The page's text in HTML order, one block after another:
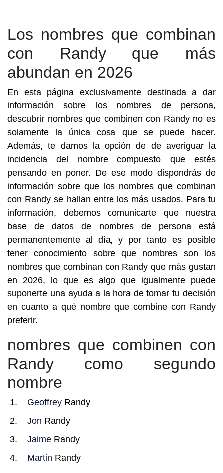
Los nombres que combinan
con Randy que más
abundan en 2026
En esta página exclusivamente destinada a dar
información sobre los nombres de persona,
descubrir nombres que combinen con Randy no es
solamente la única cosa que se puede hacer.
Además, te damos la opción de de averiguar la
incidencia del nombre compuesto que estés
pensando en poner. De ese modo dispondrás de
información sobre que los nombres que combinan
con Randy se hallan entre los más usados. Para tu
información, debemos comunicarte que nuestra
base de datos de nombres de persona está
permanentemente al día, y por tanto es posible
tener conocimiento sobre que nombres son los
nombres que combinan con Randy que más gustan
en 2026, lo que es algo que igualmente puede
suponerte una ayuda a la hora de tomar tu decisión
en cuanto a qué nombre que combine con Randy
preferir.
nombres que combinen con
Randy como segundo
nombre
Geoffrey Randy
Jon Randy
Jaime Randy
Martin Randy